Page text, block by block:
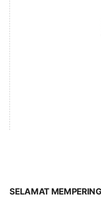
SELAMAT